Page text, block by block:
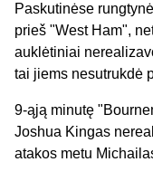
Paskutinėse
prieš "West Ham",
auklėtiniai
tai jiems nesutrukdė
9-ąją minutę
Joshua Kingas
atakos metu